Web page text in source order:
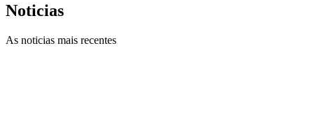
Noticias
As noticias mais recentes